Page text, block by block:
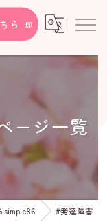
ら
ージ一覧
simple86 #発達障害